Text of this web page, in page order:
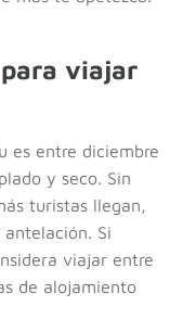
viajar
es entre diciembre
y seco. Sin
turistas llegan,
Si
viajar entre
de alojamiento